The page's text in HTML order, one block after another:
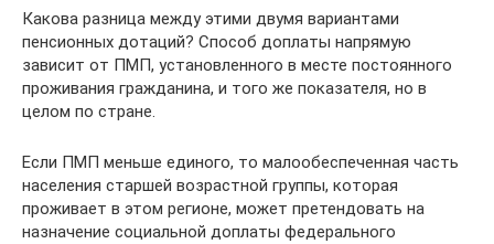
Какова разница между этими двумя вариантами
пенсионных дотаций? Способ доплаты напрямую
зависит от ПМП, установленного в месте постоянного
проживания гражданина, и того же показателя, но в
целом по стране.
Если ПМП меньше единого, то малообеспеченная часть
населения старшей возрастной группы, которая
проживает в этом регионе, может претендовать на
назначение социальной доплаты федерального